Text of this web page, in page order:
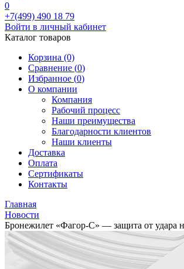
0
+7(499) 490 18 79
Войти в личный кабинет
Каталог товаров
Корзина (0)
Сравнение (0)
Избранное (0)
О компании
Компания
Рабочий процесс
Наши преимущества
Благодарности клиентов
Наши клиенты
Доставка
Оплата
Сертификаты
Контакты
Главная
Новости
Бронежилет «Фагор-С» — защита от удара